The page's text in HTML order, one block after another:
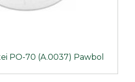
PO-70 (A.0037) Pawbol